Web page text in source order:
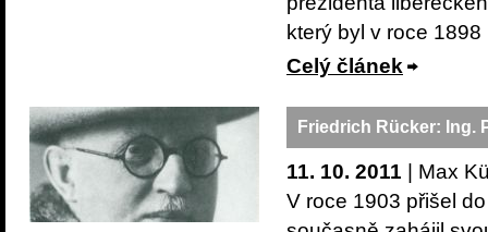
který byl v roce
Celý článek
Friedrich Rücker: Ing.
11. 10. 2011 | Max
V roce 1903 přišel